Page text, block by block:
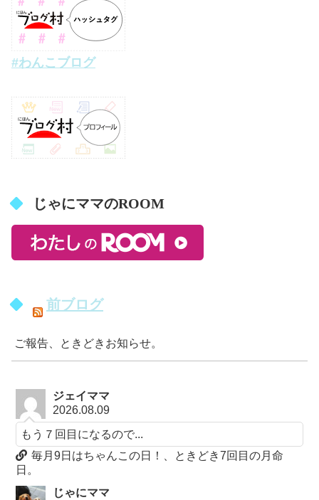
#わんこブログ
じゃにママのROOM
前ブログ
ご報告、ときどきお知らせ。
ジェイママ
2026.08.09
もう７回目になるので...
毎月9日はちゃんこの日！、ときどき7回目の月命
日。
じゃにママ